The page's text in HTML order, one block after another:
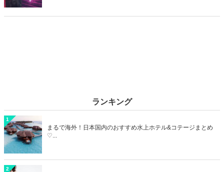
ランキング
1
まるで海外！日本国内のおすすめ水上ホテル&コテージまとめ
♡...
2